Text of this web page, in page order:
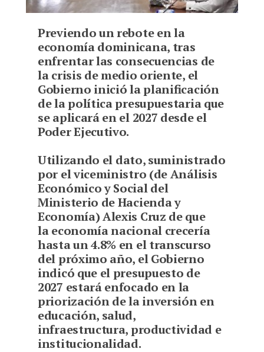
Previendo un rebote en la
economía dominicana, tras
enfrentar las consecuencias de
la crisis de medio oriente, el
Gobierno inició la planificación
de la política presupuestaria que
se aplicará en el 2027 desde el
Poder Ejecutivo.
Utilizando el dato, suministrado
por el viceministro (de Análisis
Económico y Social del
Ministerio de Hacienda y
Economía) Alexis Cruz de que
la economía nacional crecería
hasta un 4.8% en el transcurso
del próximo año, el Gobierno
indicó que el presupuesto de
2027 estará enfocado en la
priorización de la inversión en
educación, salud,
infraestructura, productividad e
institucionalidad.